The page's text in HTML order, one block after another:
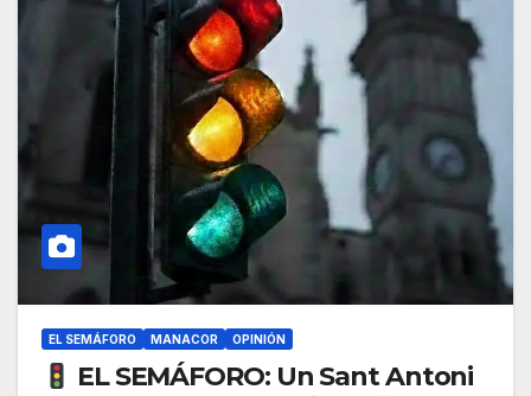
EL SEMÁFORO MANACOR OPINIÓN
EL SEMÁFORO: Un Sant Antoni